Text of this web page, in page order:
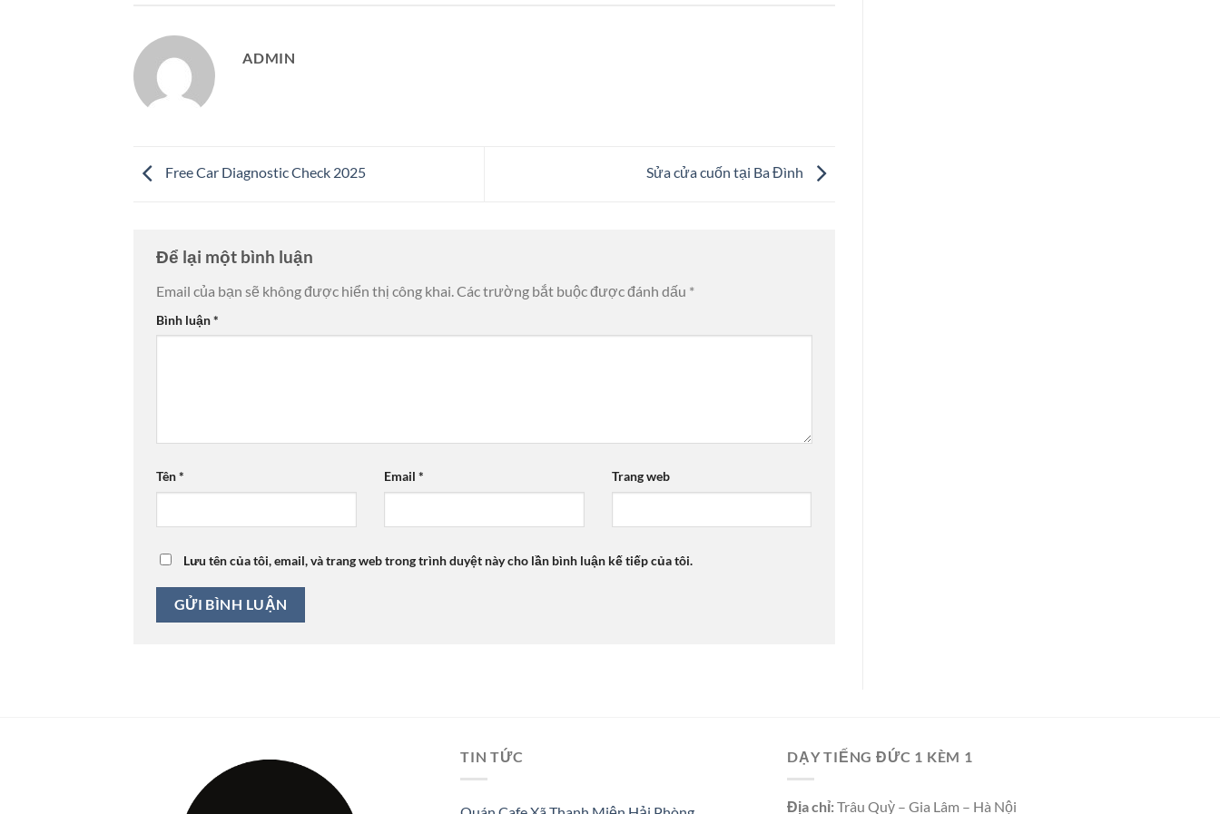
ADMIN
Free Car Diagnostic Check 2025 Sửa cửa cuốn tại Ba Đình
Để lại một bình luận
Email của bạn sẽ không được hiển thị công khai. Các trường bắt buộc được đánh dấu *
Bình luận*
Tên* Email * Trang web
Lưu tên của tôi, email, và trang web trong trình duyệt này cho lần bình luận kế tiếp của tôi.
TIN TỨC DẠY TIẾNG ĐỨC 1 KÈM 1
Địa chỉ:Trâu Quỳ – Gia Lâm – Hà Nội